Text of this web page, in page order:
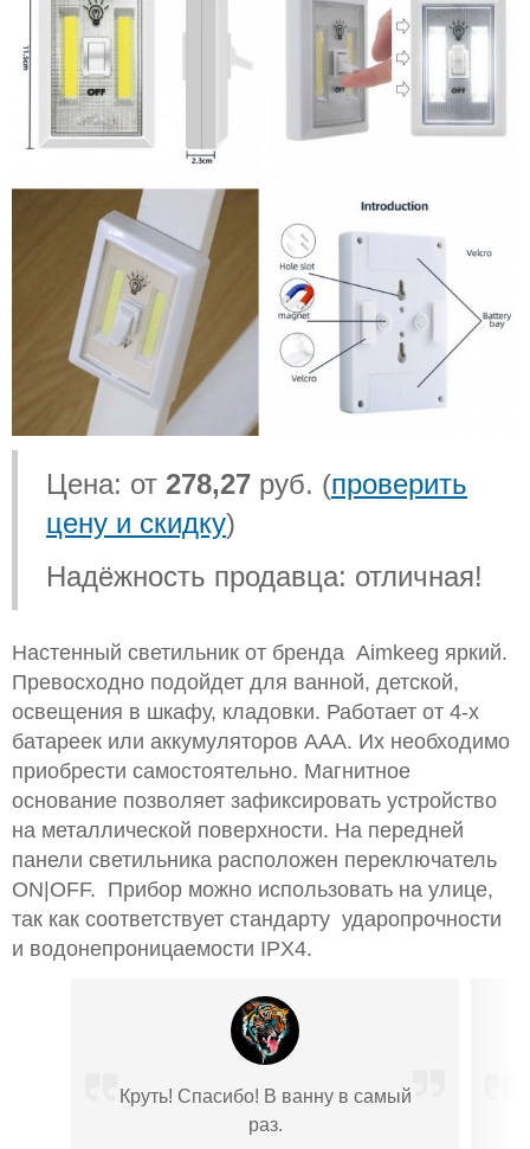
Цена: от 278,27 руб. (проверить
цену и скидку)
Надёжность продавца: отличная!
Настенный светильник от бренда Aimkeeg яркий.
Превосходно подойдет для ванной, детской,
освещения в шкафу, кладовки. Работает от 4-х
батареек или аккумуляторов ААА. Их необходимо
приобрести самостоятельно. Магнитное
основание позволяет зафиксировать устройство
на металлической поверхности. На передней
панели светильника расположен переключатель
ON|OFF. Прибор можно использовать на улице,
так как соответствует стандарту ударопрочности
и водонепроницаемости IPX4.
Круть! Спасибо! В ванну в самый
раз.